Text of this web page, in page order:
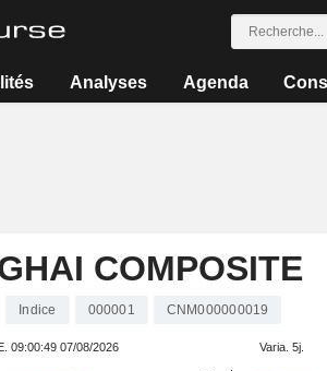
Analyses Agenda
COMPOSITE
Indice 000001 CNM000000019
09:00:49 07/08/2026 Varia. 5j.